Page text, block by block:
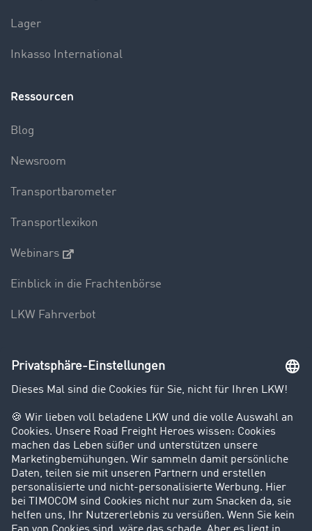
Lager
Inkasso International
Ressourcen
Blog
Newsroom
Transportbarometer
Transportlexikon
Webinars
Einblick in die Frachtenbörse
LKW Fahrverbot
Unternehmen
Kunden werben Kunden
Success Stories
Karriere
Support